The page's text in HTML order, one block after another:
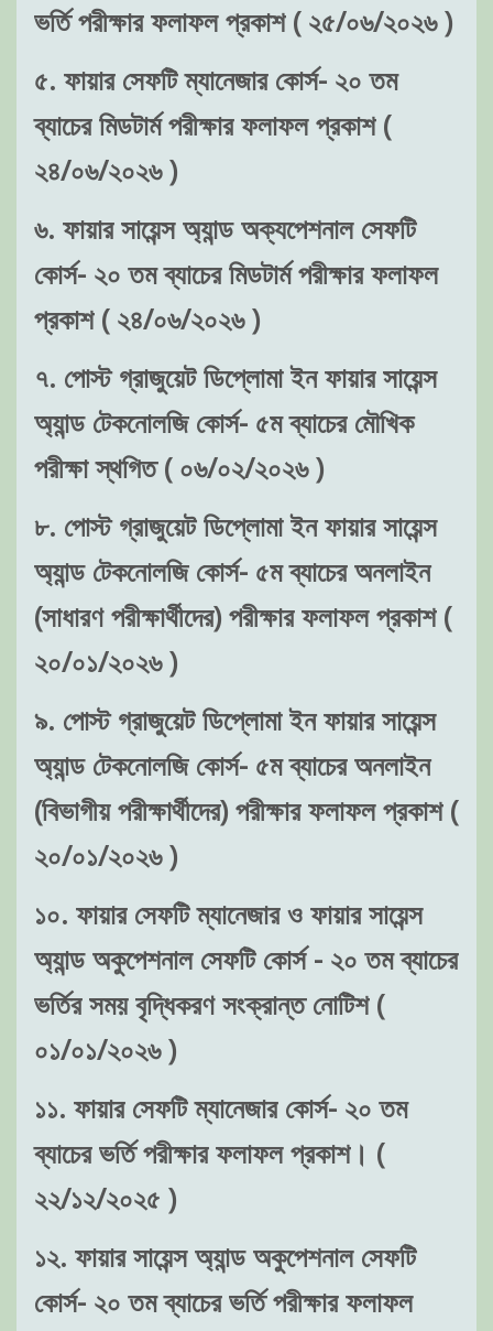
ভর্তি পরীক্ষার ফলাফল প্রকাশ ( ২৫/০৬/২০২৬ )
৫. ফায়ার সেফটি ম্যানেজার কোর্স- ২০ তম
ব্যাচের মিডটার্ম পরীক্ষার ফলাফল প্রকাশ (
২৪/০৬/২০২৬ )
৬. ফায়ার সায়েন্স অ্যান্ড অক্যপেশনাল সেফটি
কোর্স- ২০ তম ব্যাচের মিডটার্ম পরীক্ষার ফলাফল
প্রকাশ ( ২৪/০৬/২০২৬ )
৭. পোস্ট গ্রাজুয়েট ডিপ্লোমা ইন ফায়ার সায়েন্স
অ্যান্ড টেকনোলজি কোর্স- ৫ম ব্যাচের মৌখিক
পরীক্ষা স্থগিত ( ০৬/০২/২০২৬ )
৮. পোস্ট গ্রাজুয়েট ডিপ্লোমা ইন ফায়ার সায়েন্স
অ্যান্ড টেকনোলজি কোর্স- ৫ম ব্যাচের অনলাইন
(সাধারণ পরীক্ষার্থীদের) পরীক্ষার ফলাফল প্রকাশ (
২০/০১/২০২৬ )
৯. পোস্ট গ্রাজুয়েট ডিপ্লোমা ইন ফায়ার সায়েন্স
অ্যান্ড টেকনোলজি কোর্স- ৫ম ব্যাচের অনলাইন
(বিভাগীয় পরীক্ষার্থীদের) পরীক্ষার ফলাফল প্রকাশ (
২০/০১/২০২৬ )
১০. ফায়ার সেফটি ম্যানেজার ও ফায়ার সায়েন্স
অ্যান্ড অকুপেশনাল সেফটি কোর্স - ২০ তম ব্যাচের
ভর্তির সময় বৃদ্ধিকরণ সংক্রান্ত নোটিশ (
০১/০১/২০২৬ )
১১. ফায়ার সেফটি ম্যানেজার কোর্স- ২০ তম
ব্যাচের ভর্তি পরীক্ষার ফলাফল প্রকাশ। (
২২/১২/২০২৫ )
১২. ফায়ার সায়েন্স অ্যান্ড অকুপেশনাল সেফটি
কোর্স- ২০ তম ব্যাচের ভর্তি পরীক্ষার ফলাফল